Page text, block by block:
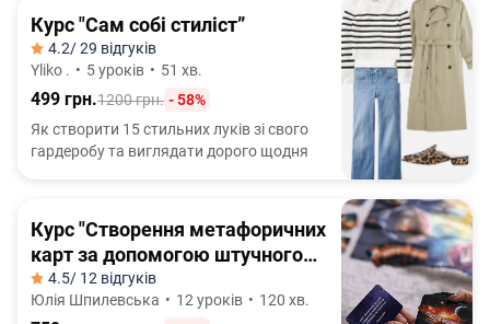
Курс "Сам собі стиліст”
4.2/ 29 відгуків
Yliko . • 5 уроків • 51 хв.
499 грн.1200 грн. - 58%
Як створити 15 стильних луків зі свого
гардеробу та виглядати дорого щодня
Курс "Створення метафоричних
карт за допомогою штучного
інтелекту"
4.5/ 12 відгуків
Юлія Шпилевська • 12 уроків • 120 хв.